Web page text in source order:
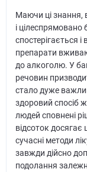
Маючи ці знання,
і цілеспрямовано
спостерігається
препарати
до алкоголю. У
речовин
стало дуже
здоровий спосіб
людей сповнені
відсоток досягає
сучасні методи
завжди дійсно
подолання